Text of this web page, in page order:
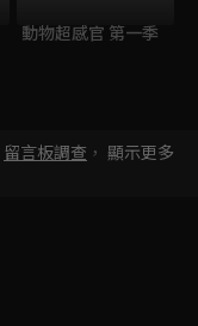
動物超感官 第一季
留言板調查 ， 顯示更多